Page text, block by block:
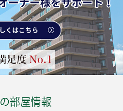
部屋情報